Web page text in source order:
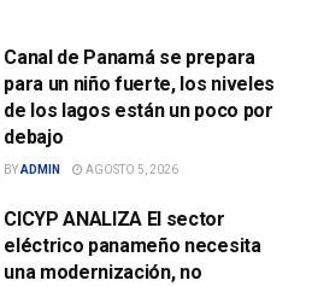
Canal de Panamá se prepara
para un niño fuerte, los niveles
de los lagos están un poco por
debajo
BYADMIN AGOSTO 5, 2026
CICYP ANALIZA El sector
eléctrico panameño necesita
una modernización, no